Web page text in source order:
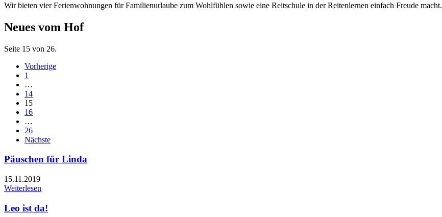
Wir bieten vier Ferienwohnungen für Familienurlaube zum Wohlfühlen sowie eine Reitschule in der Reitenlernen einfach Freude macht.
Neues vom Hof
Seite 15 von 26.
Vorherige
1
…
14
15
16
…
26
Nächste
Päuschen für Linda
15.11.2019
Weiterlesen
Leo ist da!